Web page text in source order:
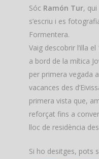
Sóc Ramón Tur, qui
s’escriu i es
Formentera.
Vaig descobrir l’illa
a bord de la mítica
per primera vegada
vacances des
primera vista que,
reforçat fins a
lloc de residència
Si ho desitges, pots